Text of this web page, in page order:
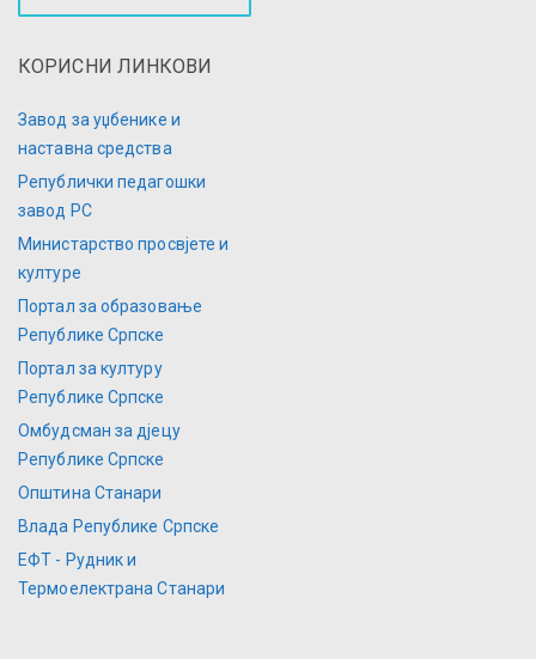
КОРИСНИ ЛИНКОВИ
Завод за уџбенике и
наставна средства
Републички педагошки
завод РС
Министарство просвјете и
културе
Портал за образовање
Републике Српске
Портал за културу
Републике Српске
Омбудсман за дјецу
Републике Српске
Општина Станари
Влада Републике Српске
ЕФТ - Рудник и
Термоелектрана Станари